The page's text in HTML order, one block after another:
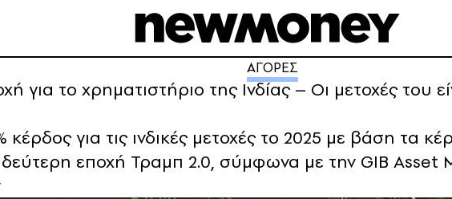
ΑΓΟΡΕΣ
για το χρηματιστήριο της Ινδίας – Οι μετοχές του
για τις ινδικές μετοχές το 2025 με βάση τα
εποχή Τραμπ 2.0, σύμφωνα με την GIB